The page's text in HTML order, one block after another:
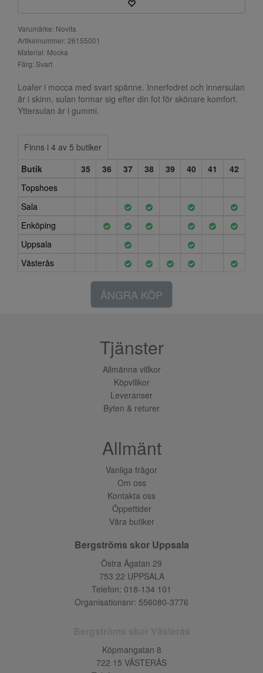
Varumärke: Novita
Artikelnummer: 26155001
Material: Mocka
Färg: Svart
Loafer i mocca med svart spänne. Innerfodret och innersulan
är i skinn, sulan formar sig efter din fot för skönare komfort.
Yttersulan är i gummi.
Finns i 4 av 5 butiker
Butik
35 36 37 38 39 40 41
42
Topshoes
Sala
Enköping
Uppsala
Västerås
ÅNGRA KÖP
Tjänster
Allmänna villkor
Köpvillkor
Leveranser
Byten & returer
Allmänt
Vanliga frågor
Om oss
Kontakta oss
Öppettider
Våra butiker
Bergströms skor Uppsala
Östra Ågatan 29
753 22 UPPSALA
Telefon: 018-134 101
Organisationsnr: 556080-3776
Köpmangatan 8
722 15 VÄSTERÅS